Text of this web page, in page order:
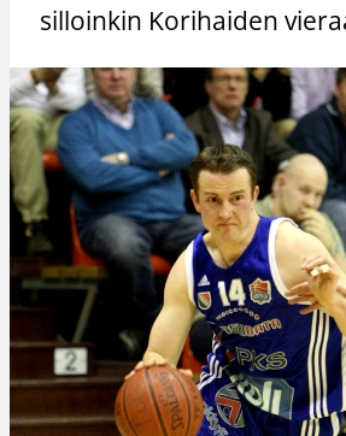
silloinkin Korihaiden